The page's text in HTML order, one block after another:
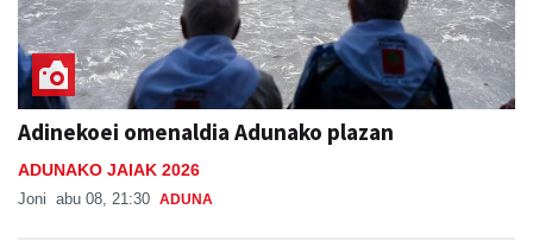
Adinekoei omenaldia Adunako plazan
ADUNAKO JAIAK 2026
Joni abu 08, 21:30 ADUNA